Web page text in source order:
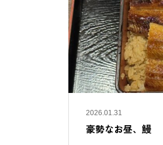
2026.01.31
豪勢なお昼、鰻